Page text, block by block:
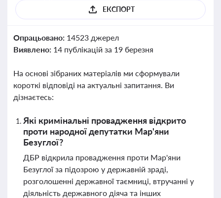
ЕКСПОРТ
Опрацьовано: 14523 джерел
Виявлено: 14 публікацій за 19 березня
На основі зібраних матеріалів ми сформували
короткі відповіді на актуальні запитання. Ви
дізнаєтесь:
Які кримінальні провадження відкрито
проти народної депутатки Мар'яни
Безуглої?
ДБР відкрила провадження проти Мар'яни
Безуглої за підозрою у державній зраді,
розголошенні державної таємниці, втручанні у
діяльність державного діяча та інших